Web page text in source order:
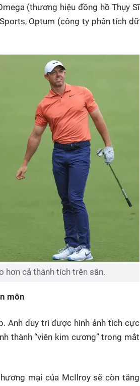
(thương hiệu đồng hồ Thụy Sĩ
Optum (công ty phân tích dữ
hơn cả thành tích trên sân.
môn
Anh duy trì được hình ảnh tích cực
thành “viên kim cương” trong mắt
mại của McIlroy sẽ còn tăng